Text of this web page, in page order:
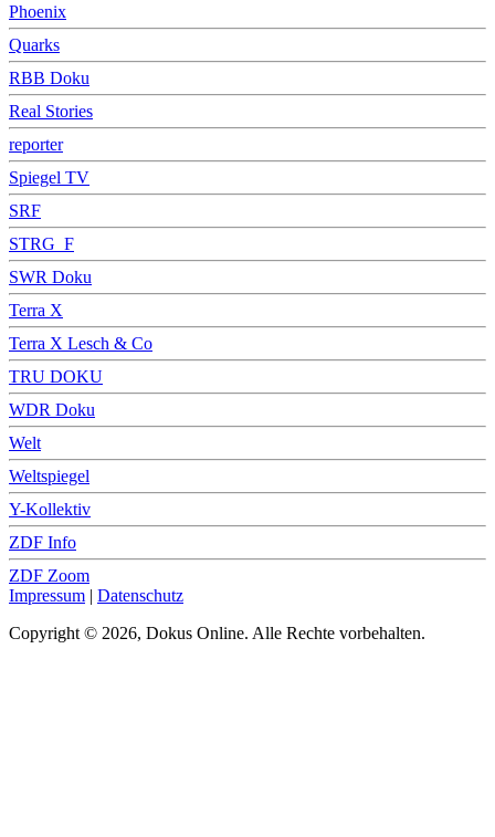
Phoenix
Quarks
RBB Doku
Real Stories
reporter
Spiegel TV
SRF
STRG_F
SWR Doku
Terra X
Terra X Lesch & Co
TRU DOKU
WDR Doku
Welt
Weltspiegel
Y-Kollektiv
ZDF Info
ZDF Zoom
Impressum | Datenschutz
Copyright © 2026, Dokus Online. Alle Rechte vorbehalten.